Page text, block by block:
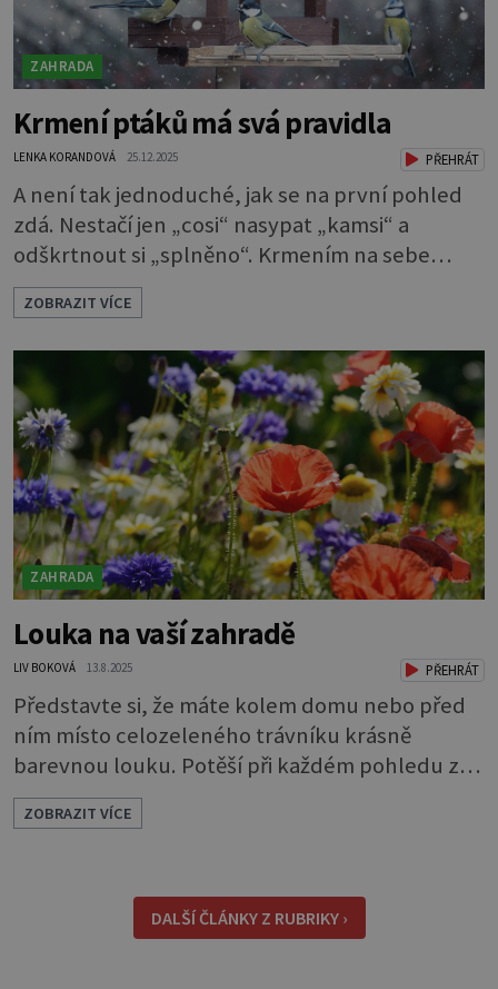
ZAHRADA
Krmení ptáků má svá pravidla
LENKA KORANDOVÁ 25.12.2025 PŘEHRÁT
A není tak jednoduché, jak se na první pohled
zdá. Nestačí jen „cosi“ nasypat „kamsi“ a
odškrtnout si „splněno“. Krmením na sebe
berete mnohem větší závazek a zodpovědnost.
Máte v plánu sypat v zimě zpěvavým
opeřencům nějaké dobroty? Pak byste měli
vědět pár pravidel, která je při tom nutno
dodržovat. Jinak můžete ptákům víc uškodit
než pomoci. Ornitologové varují, že špatné
krmení je
ZOBRAZIT VÍCE
ZAHRADA
Louka na vaší zahradě
LIV BOKOVÁ 13.8.2025 PŘEHRÁT
Představte si, že máte kolem domu nebo před
ním místo celozeleného trávníku krásně
barevnou louku. Potěší při každém pohledu z
okna a navíc příláká užitečný hmyz. Kousek
louky můžete mít i na úplně malém pozemku.
lemování. Louka také dodá vaší zahradě trochu
divokosti. Při plánování zeleně, bez ohledu na
ZOBRAZIT VÍCE
DALŠÍ ČLÁNKY Z RUBRIKY ›